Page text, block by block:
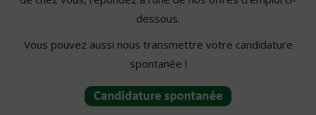
dessous.
Vous pouvez aussi nous transmettre votre candidature
spontanée !